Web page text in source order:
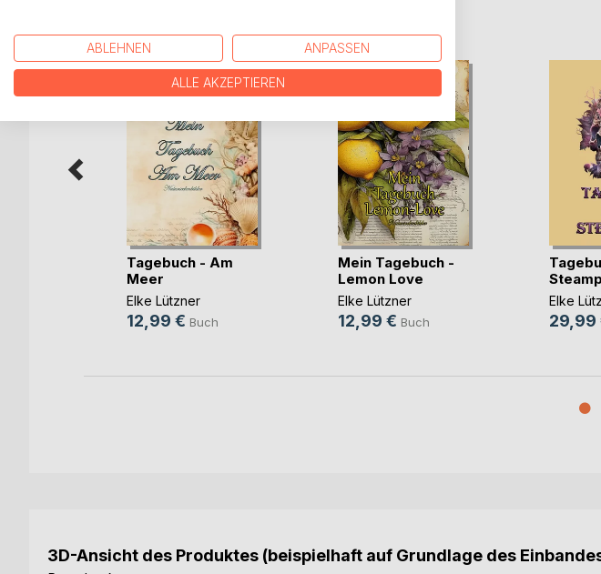
Tagebuch - Am
Meer
Elke Lützner
12,99 € Buch
Mein Tagebuch -
Lemon Love
Elke Lützner
12,99 € Buch
Elke
29,99
3D-Ansicht des Produktes (beispielhaft auf Grundlage des
ABLEHNEN ANPASSEN
ALLE AKZEPTIEREN